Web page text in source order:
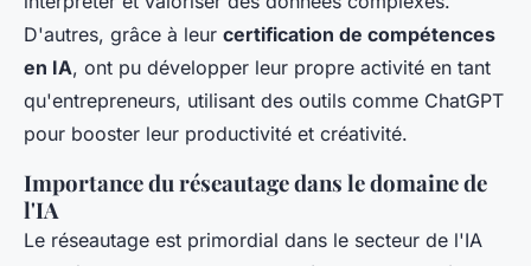
D'autres, grâce à leur certification de compétences
en IA, ont pu développer leur propre activité en tant
qu'entrepreneurs, utilisant des outils comme ChatGPT
pour booster leur productivité et créativité.
Importance du réseautage dans le domaine de
l'IA
Le réseautage est primordial dans le secteur de l'IA